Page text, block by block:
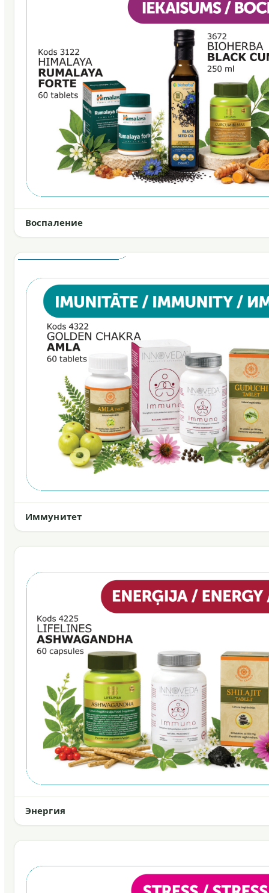
Воспаление
Иммунитет
Энергия